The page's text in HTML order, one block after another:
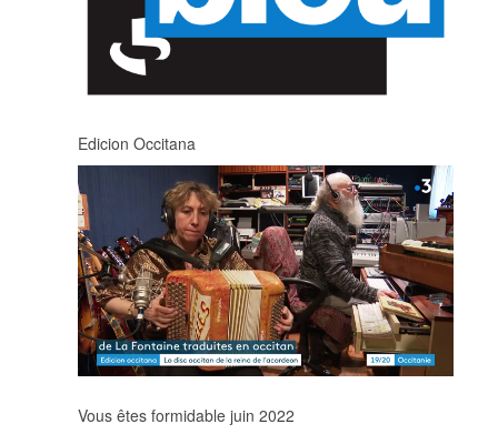
Edicion Occitana
Vous êtes formidable juin 2022